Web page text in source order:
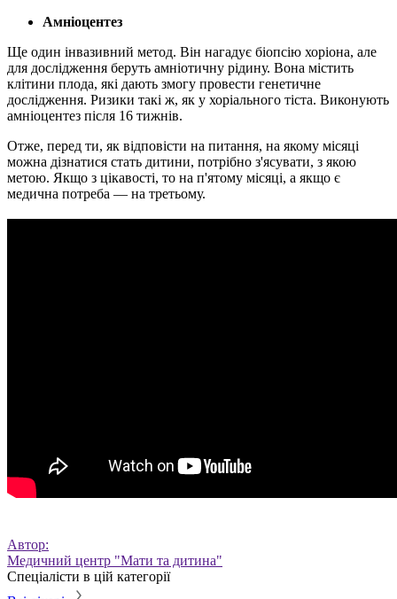
Амніоцентез
Ще один інвазивний метод. Він нагадує біопсію хоріона, але
для дослідження беруть амніотичну рідину. Вона містить
клітини плода, які дають змогу провести генетичне
дослідження. Ризики такі ж, як у хоріального тіста. Виконують
амніоцентез після 16 тижнів.
Отже, перед ти, як відповісти на питання, на якому місяці
можна дізнатися стать дитини, потрібно з'ясувати, з якою
метою. Якщо з цікавості, то на п'ятому місяці, а якщо є
медична потреба — на третьому.
Автор:
Медичний центр "Мати та дитина"
Спеціалісти в цій категорії